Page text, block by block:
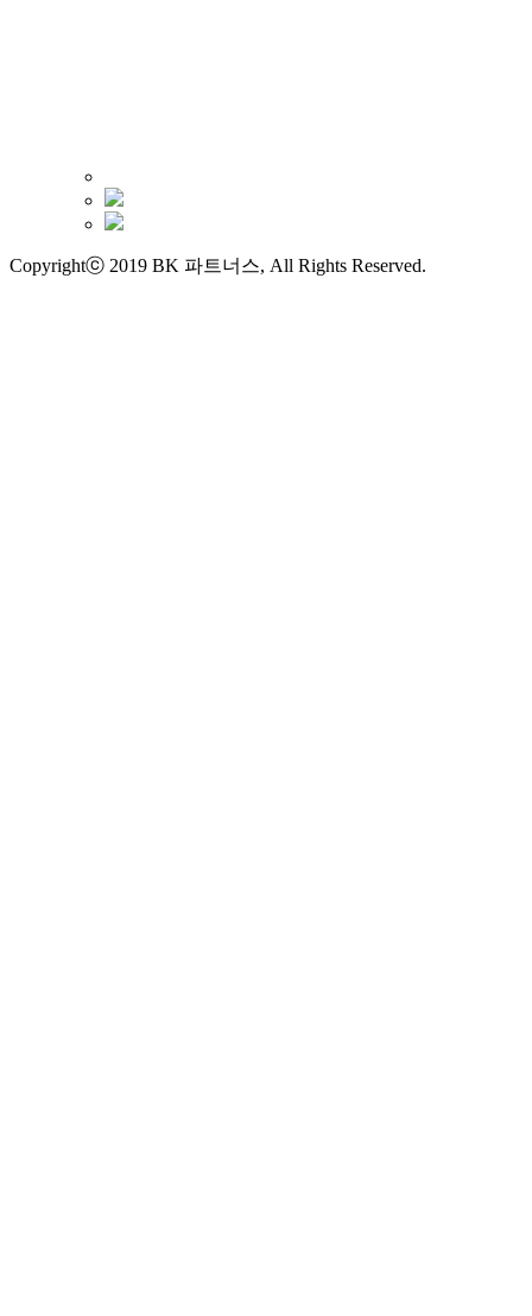
Copyrightⓒ 2019 BK 파트너스, All Rights Reserved.